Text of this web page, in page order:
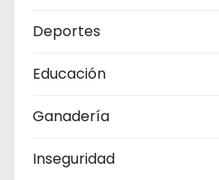
Deportes
Educación
Ganadería
Inseguridad